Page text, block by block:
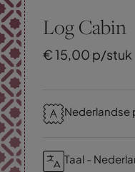
Log Cabin
€15,00 p/stuk
Nederlandse
Taal -